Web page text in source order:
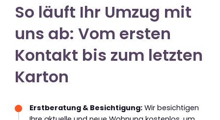
So läuft Ihr Umzug mit
uns ab: Vom ersten
Kontakt bis zum letzten
Karton
Erstberatung & Besichtigung: Wir besichtigen